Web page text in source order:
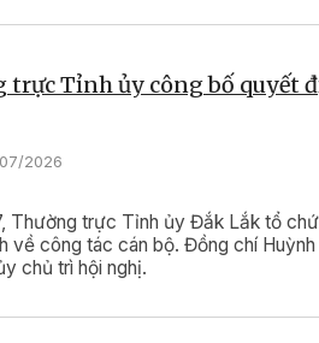
trực Tỉnh ủy công bố quyết
2026
Thường trực Tỉnh ủy Đắk Lắk tổ
về công tác cán bộ. Đồng chí
chủ trì hội nghị.